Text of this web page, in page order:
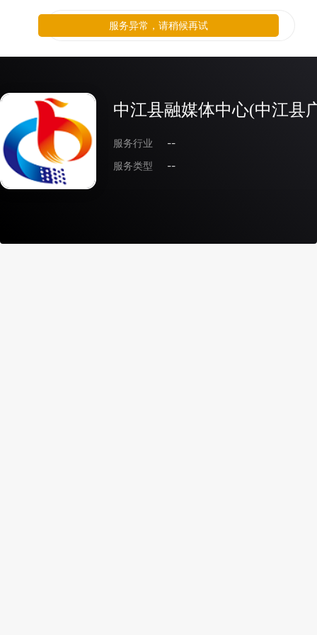
中江县融媒体中心(中江县
服务行业
--
服务类型
--
服务异常，请稍候再试